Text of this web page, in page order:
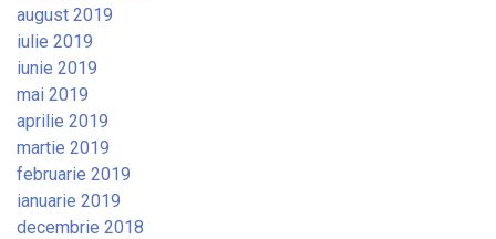
august 2019
iulie 2019
iunie 2019
mai 2019
aprilie 2019
martie 2019
februarie 2019
ianuarie 2019
decembrie 2018